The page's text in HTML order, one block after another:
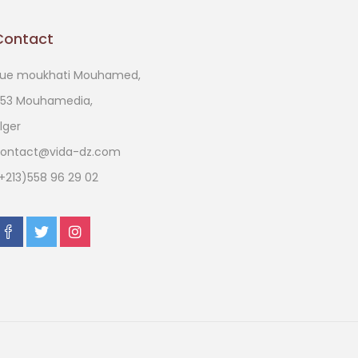
moukhati Mouhamed,
Mouhamedia,
dz.com
96 29 02